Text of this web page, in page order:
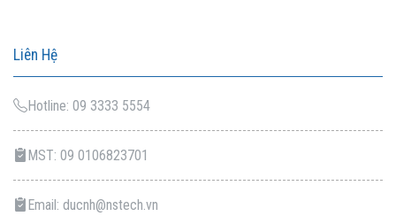
Liên Hệ
Hotline: 09 3333 5554
MST: 09 0106823701
Email: ducnh@nstech.vn